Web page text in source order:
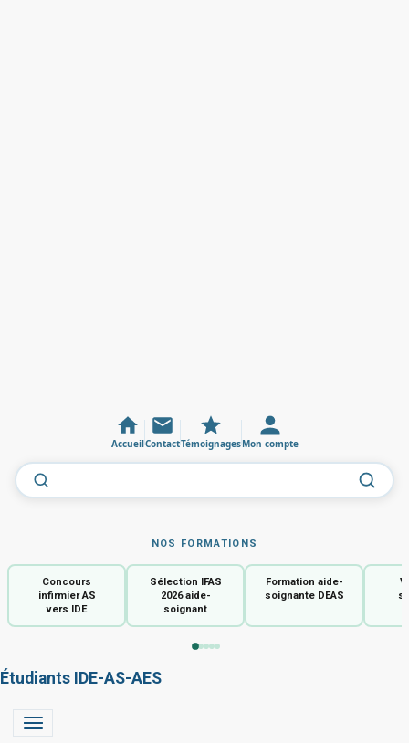
AccueilContactTémoignagesMon compte
NOS FORMATIONS
Concours
infirmier AS
vers IDE
Sélection IFAS
2026 aide-
soignant
Formation aide-
soignante DEAS
Étudiants IDE-AS-AES